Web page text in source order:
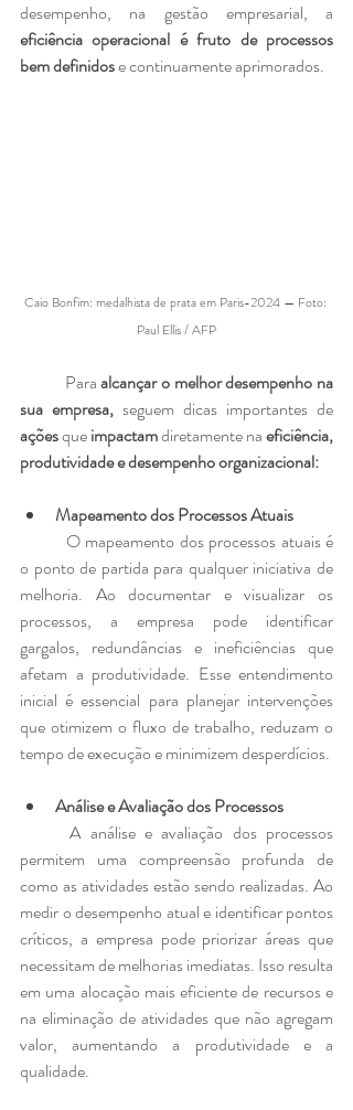
eficiência operacional é fruto de processos
bem definidos e continuamente aprimorados.
Caio Bonfim: medalhista de prata em Paris-2024 — Foto:
Paul Ellis / AFP
	Para
alcançar o melhor desempenho na
sua empresa,
ações que impactam diretamente na eficiência,
produtividade e desempenho organizacional:
Mapeamento dos Processos Atuais
o ponto de partida para qualquer iniciativa de
melhoria. Ao documentar e visualizar os
processos, a empresa pode identificar
gargalos, redundâncias e ineficiências que
afetam a produtividade. Esse entendimento
inicial é essencial para planejar intervenções
que otimizem o fluxo de trabalho, reduzam o
tempo de execução e minimizem desperdícios.
Análise e Avaliação dos Processos
	A análise e avaliação dos processos
permitem uma compreensão profunda de
como as atividades estão sendo realizadas. Ao
medir o desempenho atual e identificar pontos
críticos, a empresa pode priorizar áreas que
necessitam de melhorias imediatas. Isso resulta
em uma alocação mais eficiente de recursos e
na eliminação de atividades que não agregam
valor, aumentando a produtividade e a
qualidade.